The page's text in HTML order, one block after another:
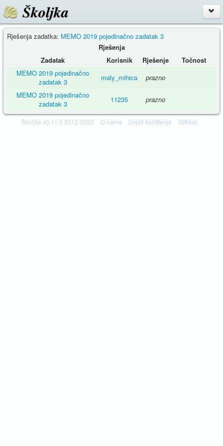
Školjka
Rješenja zadatka: MEMO 2019 pojedinačno zadatak 3
Rješenja
Zadatak
Korisnik Rješenje
Točnost
MEMO 2019 pojedinačno
zadatak 3
maly_mihica
prazno
MEMO 2019 pojedinačno
zadatak 3
11235 prazno
Školjka v0.11.0 2012-2022 O nama Uvjeti korištenja GitHub